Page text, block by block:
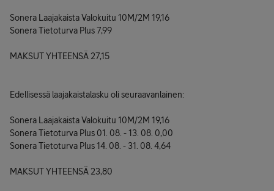
Sonera Laajakaista Valokuitu 10M/2M 19,16
Sonera Tietoturva Plus 7,99
MAKSUT YHTEENSÄ 27,15
Edellisessä laajakaistalasku oli seuraavanlainen:
Sonera Laajakaista Valokuitu 10M/2M 19,16
Sonera Tietoturva Plus 01. 08. - 13. 08. 0,00
Sonera Tietoturva Plus 14. 08. - 31. 08. 4,64
MAKSUT YHTEENSÄ 23,80